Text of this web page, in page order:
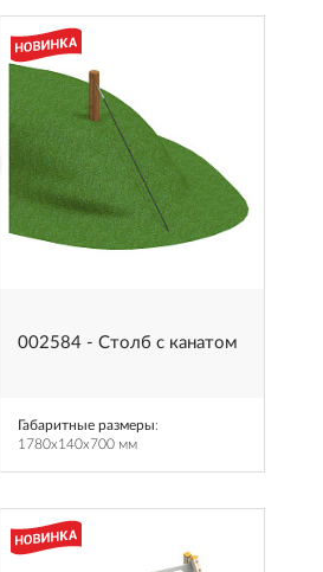
002584 - Столб с канатом
Габаритные размеры:
1780x140x700 мм